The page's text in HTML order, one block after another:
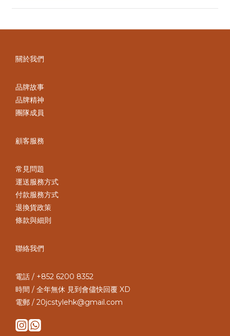
關於我們
品牌故事
品牌精神
團隊成員
顧客服務
常見問題
運送服務方式
付款服務方式
退換貨政策
條款與細則
聯絡我們
電話 / +852 6200 8352
時間 / 全年無休 見到會儘快回覆 XD
電郵 / 20jcstylehk@gmail.com